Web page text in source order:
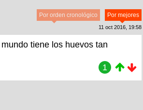
Por mejores
Por orden cronológico
11 oct 2016, 19:58
tiene los huevos tan
1